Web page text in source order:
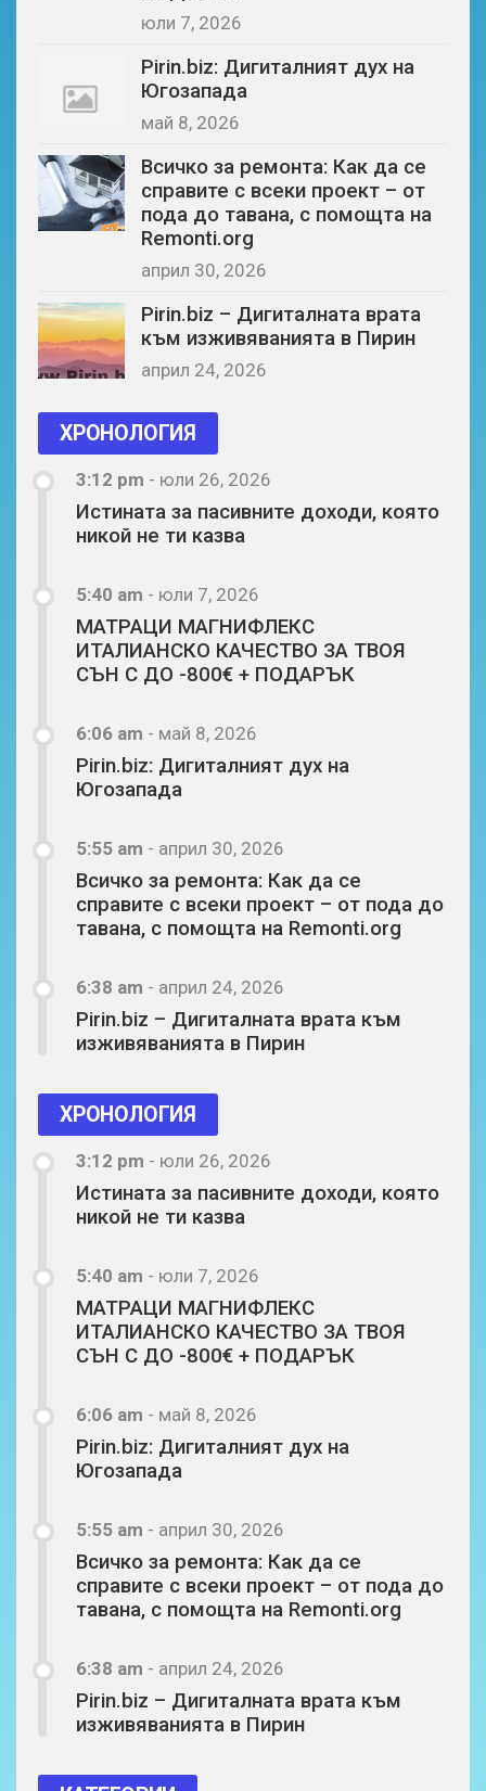
юли 7, 2026
Pirin.biz: Дигиталният дух на
Югозапада
май 8, 2026
Всичко за ремонта: Как да се
справите с всеки проект – от
пода до тавана, с помощта на
Remonti.org
април 30, 2026
Pirin.biz – Дигиталната врата
към изживяванията в Пирин
април 24, 2026
ХРОНОЛОГИЯ
3:12 pm - юли 26, 2026
Истината за пасивните доходи, която
никой не ти казва
5:40 am - юли 7, 2026
МАТРАЦИ МАГНИФЛЕКС
ИТАЛИАНСКО КАЧЕСТВО ЗА ТВОЯ
СЪН С ДО -800€ + ПОДАРЪК
6:06 am - май 8, 2026
Pirin.biz: Дигиталният дух на
Югозапада
5:55 am - април 30, 2026
Всичко за ремонта: Как да се
справите с всеки проект – от пода до
тавана, с помощта на Remonti.org
6:38 am - април 24, 2026
Pirin.biz – Дигиталната врата към
изживяванията в Пирин
ХРОНОЛОГИЯ
3:12 pm - юли 26, 2026
Истината за пасивните доходи, която
никой не ти казва
5:40 am - юли 7, 2026
МАТРАЦИ МАГНИФЛЕКС
ИТАЛИАНСКО КАЧЕСТВО ЗА ТВОЯ
СЪН С ДО -800€ + ПОДАРЪК
6:06 am - май 8, 2026
Pirin.biz: Дигиталният дух на
Югозапада
5:55 am - април 30, 2026
Всичко за ремонта: Как да се
справите с всеки проект – от пода до
тавана, с помощта на Remonti.org
6:38 am - април 24, 2026
Pirin.biz – Дигиталната врата към
изживяванията в Пирин